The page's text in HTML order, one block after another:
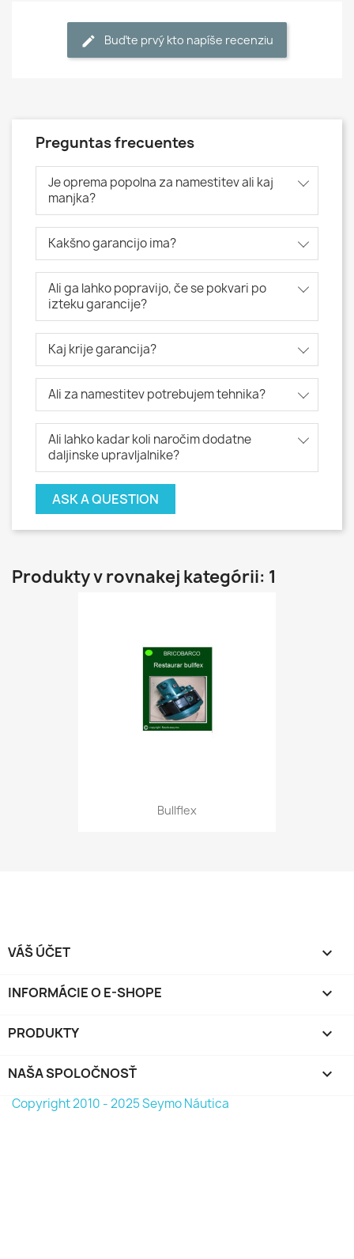
Buďte prvý kto napíše recenziu
Preguntas frecuentes
Je oprema popolna za namestitev ali kaj
manjka?
Kakšno garancijo ima?
Ali ga lahko popravijo, če se pokvari po
izteku garancije?
Kaj krije garancija?
Ali za namestitev potrebujem tehnika?
Ali lahko kadar koli naročim dodatne
daljinske upravljalnike?
ASK A QUESTION
Produkty v rovnakej kategórii: 1
Bullflex
VÁŠ ÚČET 
INFORMÁCIE O E-SHOPE keyboard_arrow_down
PRODUKTY 
NAŠA SPOLOČNOSŤ 
Copyright 2010 - 2025 Seymo Náutica